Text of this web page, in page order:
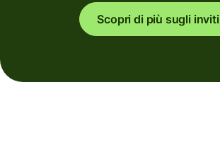
Scopri di più sugli inviti